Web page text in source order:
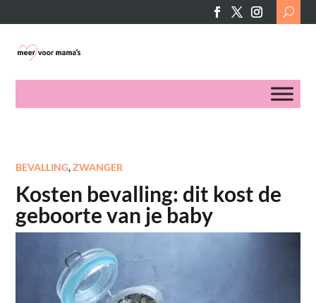
Search
for:
BEVALLING,ZWANGER
Kosten bevalling: dit kost de
geboorte van je baby